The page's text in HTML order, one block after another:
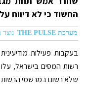
החשוד כי לא דיווח
מערכת THE PULSE נוצר ב 09.11.2011
בעקבות פעילות
רשות המסים בישראל,
שלא רשום במרשמי הרשות